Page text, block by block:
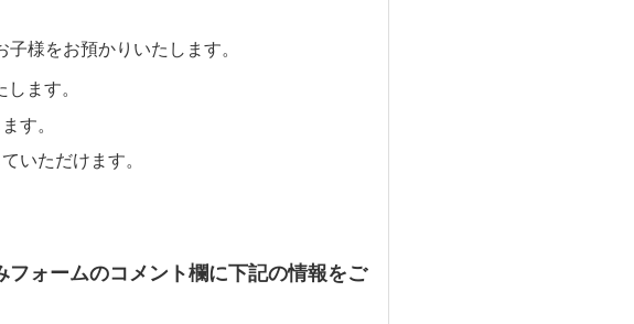
様をお預かりいたします。
ます。
す。
いただけます。
ォームのコメント欄に下記の情報をご